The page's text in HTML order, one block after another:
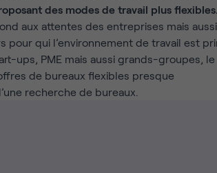
des modes de travail plus
aux attentes des entreprises mais
qui l’environnement de travail est
ups, PME mais aussi grands-groupes, le
de bureaux flexibles presque
recherche de bureaux.